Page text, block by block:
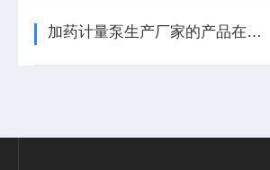
加药计量泵生产厂家的产品在日常如何进行维护保养